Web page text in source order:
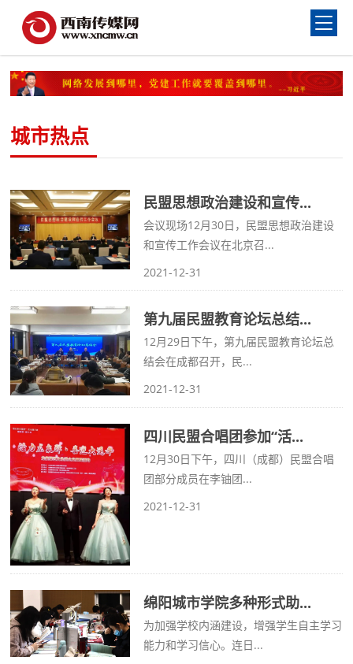
城市热点
民盟思想政治建设和宣传...
会议现场12月30日，民盟思想政治建设
和宣传工作会议在北京召...
2021-12-31
第九届民盟教育论坛总结...
12月29日下午，第九届民盟教育论坛总
结会在成都召开，民...
2021-12-31
四川民盟合唱团参加“活...
12月30日下午，四川（成都）民盟合唱
团部分成员在李铀团...
2021-12-31
绵阳城市学院多种形式助...
为加强学校内涵建设，增强学生自主学习
能力和学习信心。连日...